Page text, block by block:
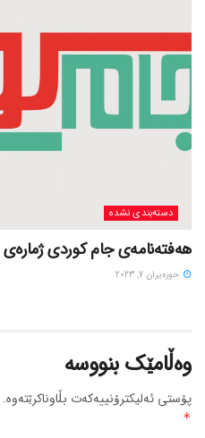
دسته‌بندی نشده
هەفتەنامەی جام کوردی ژمارەی 322
حوزه‌یران 7, 2023
وەڵامێک بنووسە
پۆستی ئەلیکترۆنییەکەت بڵاوناکرێتەوە.
*